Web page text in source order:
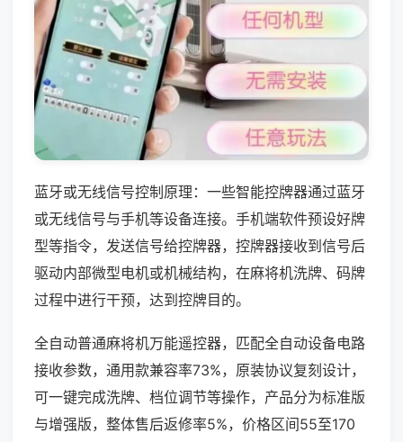
蓝牙或无线信号控制原理：一些智能控牌器通过蓝牙
或无线信号与手机等设备连接。手机端软件预设好牌
型等指令，发送信号给控牌器，控牌器接收到信号后
驱动内部微型电机或机械结构，在麻将机洗牌、码牌
过程中进行干预，达到控牌目的。
全自动普通麻将机万能遥控器，匹配全自动设备电路
接收参数，通用款兼容率73%，原装协议复刻设计，
可一键完成洗牌、档位调节等操作，产品分为标准版
与增强版，整体售后返修率5%，价格区间55至170